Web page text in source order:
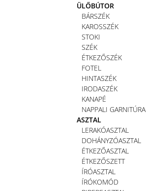
ÜLŐBÚTOR
BÁRSZÉK
KAROSSZÉK
STOKI
SZÉK
ÉTKEZŐSZÉK
FOTEL
HINTASZÉK
IRODASZÉK
KANAPÉ
NAPPALI GARNITÚRA
ASZTAL
LERAKÓASZTAL
DOHÁNYZÓASZTAL
ÉTKEZŐASZTAL
ÉTKEZŐSZETT
ÍRÓASZTAL
ÍRÓKOMÓD